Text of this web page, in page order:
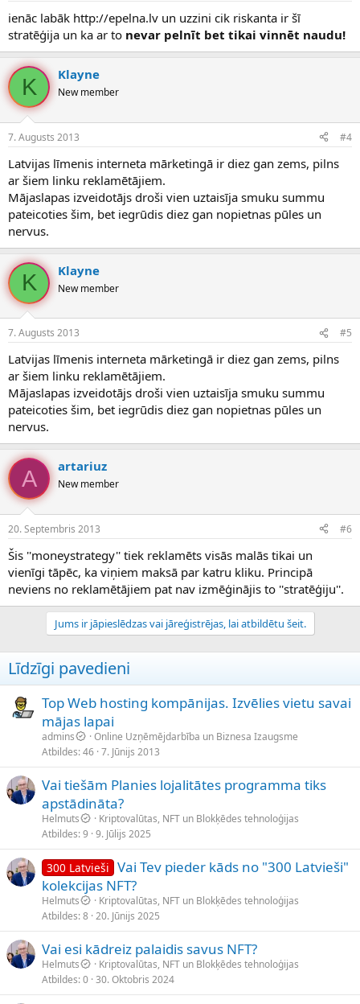
ienāc labāk http://epelna.lv un uzzini cik riskanta ir šī
stratēģija un ka ar to nevar pelnīt bet tikai vinnēt naudu!
K Klayne
New member
7. Augusts 2013 #4
Latvijas līmenis interneta mārketingā ir diez gan zems, pilns
ar šiem linku reklamētājiem.
Mājaslapas izveidotājs droši vien uztaisīja smuku summu
pateicoties šim, bet iegrūdis diez gan nopietnas pūles un
nervus.
K Klayne
New member
7. Augusts 2013 #5
Latvijas līmenis interneta mārketingā ir diez gan zems, pilns
ar šiem linku reklamētājiem.
Mājaslapas izveidotājs droši vien uztaisīja smuku summu
pateicoties šim, bet iegrūdis diez gan nopietnas pūles un
nervus.
A artariuz
New member
20. Septembris 2013 #6
Šis ''moneystrategy'' tiek reklamēts visās malās tikai un
vienīgi tāpēc, ka viņiem maksā par katru kliku. Principā
neviens no reklamētājiem pat nav izmēģinājis to ''stratēģiju''.
Jums ir jāpieslēdzas vai jāreģistrējas, lai atbildētu šeit.
Līdzīgi pavedieni
Top Web hosting kompānijas. Izvēlies vietu savai
mājas lapai
admins
Online Uzņēmējdarbība un Biznesa Izaugsme
Atbildes 46 7. Jūnijs 2013
Vai tiešām Planies lojalitātes programma tiks
apstādināta?
Helmuts
Kriptovalūtas, NFT un Blokķēdes tehnoloģijas
Atbildes 9 9. Jūlijs 2025
300 Latvieši Vai Tev pieder kāds no "300 Latvieši"
kolekcijas NFT?
Helmuts
Kriptovalūtas, NFT un Blokķēdes tehnoloģijas
Atbildes 8 20. Jūnijs 2025
Vai esi kādreiz palaidis savus NFT?
Helmuts
Kriptovalūtas, NFT un Blokķēdes tehnoloģijas
Atbildes 0 30. Oktobris 2024